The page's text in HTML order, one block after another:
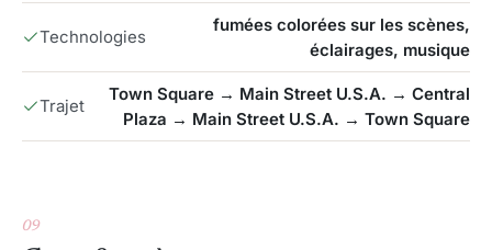
Technologies
fumées colorées sur les scènes,
éclairages, musique
Trajet
Town Square → Main Street U.S.A. → Central
Plaza → Main Street U.S.A. → Town Square
09